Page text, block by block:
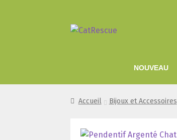
Aller
Aller
NOUVEAU
Accueil Bijoux et Accessoires